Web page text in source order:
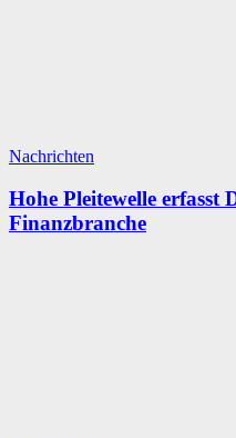
Nachrichten
Hohe Pleitewelle erfasst
Finanzbranche